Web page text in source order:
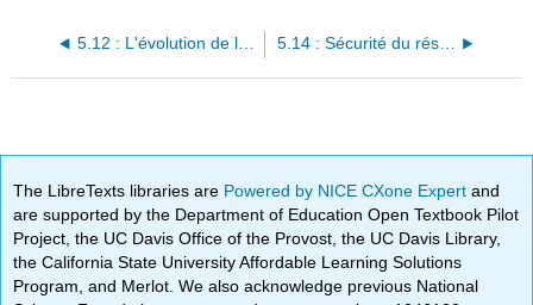
5.12 : L'évolution de l'environnement réseau Les tendances des réseaux 5.14 : Sécurité du réseau
The LibreTexts libraries are Powered by NICE CXone Expertand
are supported by the Department of Education Open Textbook Pilot
Project, the UC Davis Office of the Provost, the UC Davis Library,
the California State University Affordable Learning Solutions
Program, and Merlot. We also acknowledge previous National